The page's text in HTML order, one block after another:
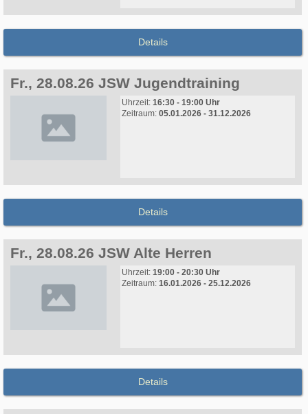
Details
Fr., 28.08.26 JSW Jugendtraining
Uhrzeit: 16:30 - 19:00 Uhr
Zeitraum: 05.01.2026 - 31.12.2026
Details
Fr., 28.08.26 JSW Alte Herren
Uhrzeit: 19:00 - 20:30 Uhr
Zeitraum: 16.01.2026 - 25.12.2026
Details